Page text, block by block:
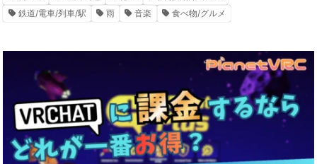
鉄道/電車/列車/駅
雨 音楽 食べ物/グルメ